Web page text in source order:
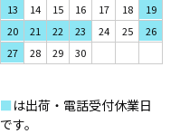
13
14 15 16 17 18
19
20
21 22 23 24 25
26
27
28 29 30
■ は出荷・電話受付休業日
です。